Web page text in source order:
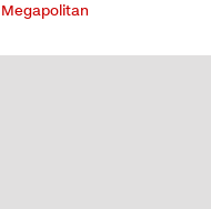
Megapolitan